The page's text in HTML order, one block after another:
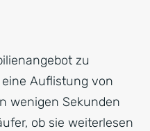
zu
Auflistung von
wenigen Sekunden
ob sie weiterlesen